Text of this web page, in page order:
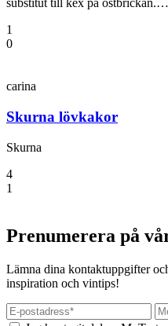
substitut till kex på ostbrickan.…
1
0
carina
Skurna lövkakor
Skurna
4
1
Prenumerera på
Lämna dina kontaktuppgifter
inspiration och vintips!